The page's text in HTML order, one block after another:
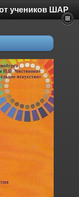
учеников ШАР